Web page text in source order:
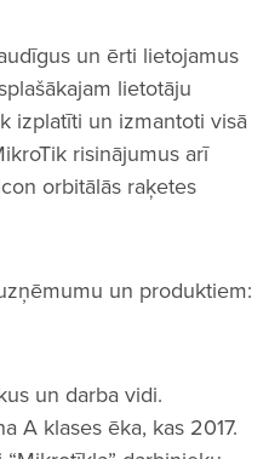
un ērti lietojamus
lietotāju
izplatīti un izmantoti visā
risinājumus arī
orbitālās raķetes
un produktiem:
un darba vidi.
A klases ēka, kas 2017.